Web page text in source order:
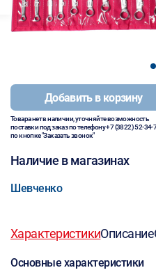
1
Добавить в корзину
Товара нет в наличии, уточняйте возможность
поставки под заказ по телефону+7 (3822) 52-34-
по кнопке "Заказать звонок"
Наличие в магазинах
Шевченко
ХарактеристикиОписание
Основные характеристики